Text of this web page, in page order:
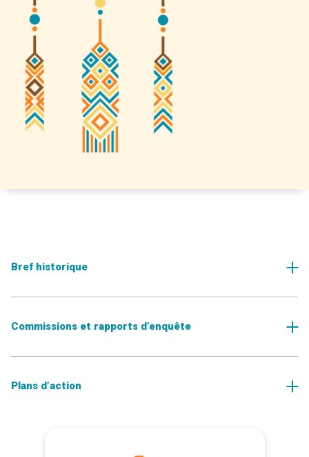
Bref historique
Commissions et rapports d’enquête
Plans d’action